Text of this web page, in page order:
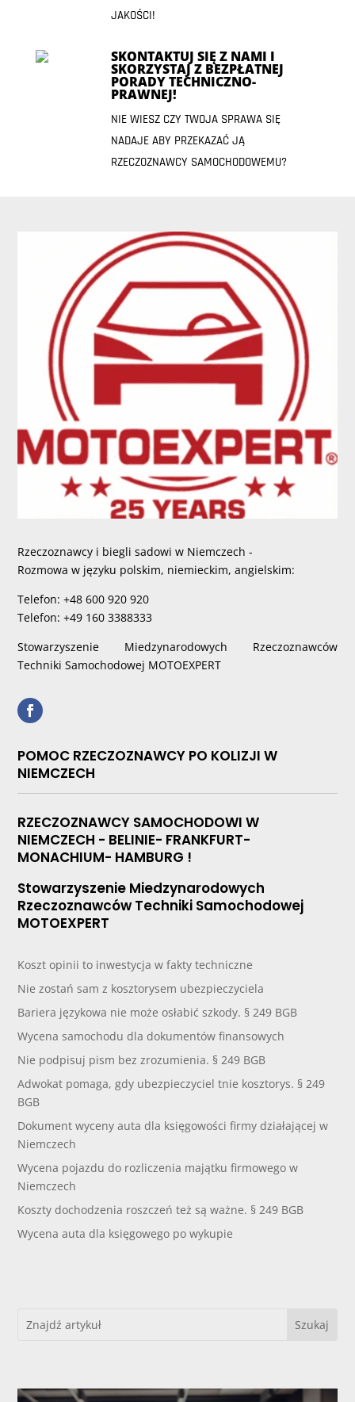
JAKOŚCI!
SKONTAKTUJ SIĘ Z NAMI I
SKORZYSTAJ Z BEZPŁATNEJ
PORADY TECHNICZNO-
PRAWNEJ!
NIE WIESZ CZY TWOJA SPRAWA SIĘ
NADAJE ABY PRZEKAZAĆ JĄ
RZECZOZNAWCY SAMOCHODOWEMU?
Rzeczoznawcy i biegli sadowi w Niemczech -
Rozmowa w języku polskim, niemieckim, angielskim:
Telefon: +48 600 920 920
Telefon: +49 160 3388333
Stowarzyszenie Miedzynarodowych Rzeczoznawców
Techniki Samochodowej MOTOEXPERT
POMOC RZECZOZNAWCY PO KOLIZJI W
NIEMCZECH
RZECZOZNAWCY SAMOCHODOWI W
NIEMCZECH - BELINIE- FRANKFURT-
MONACHIUM- HAMBURG !
Stowarzyszenie Miedzynarodowych
Rzeczoznawców Techniki Samochodowej
MOTOEXPERT
Koszt opinii to inwestycja w fakty techniczne
Nie zostań sam z kosztorysem ubezpieczyciela
Bariera językowa nie może osłabić szkody. § 249 BGB
Wycena samochodu dla dokumentów finansowych
Nie podpisuj pism bez zrozumienia. § 249 BGB
Adwokat pomaga, gdy ubezpieczyciel tnie kosztorys. § 249
BGB
Dokument wyceny auta dla księgowości firmy działającej w
Niemczech
Wycena pojazdu do rozliczenia majątku firmowego w
Niemczech
Koszty dochodzenia roszczeń też są ważne. § 249 BGB
Wycena auta dla księgowego po wykupie